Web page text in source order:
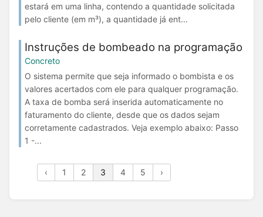
estará em uma linha, contendo a quantidade solicitada
pelo cliente (em m³), a quantidade já ent...
Instruções de bombeado na programação
Concreto
O sistema permite que seja informado o bombista e os
valores acertados com ele para qualquer programação.
A taxa de bomba será inserida automaticamente no
faturamento do cliente, desde que os dados sejam
corretamente cadastrados. Veja exemplo abaixo: Passo
1 -...
‹ 1 2 3 4 5 ›